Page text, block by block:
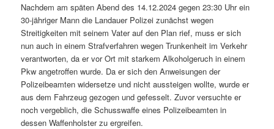
Nachdem am späten Abend des 14.12.2024 gegen 23:30 Uhr ein
30-jähriger Mann die Landauer Polizei zunächst wegen
Streitigkeiten mit seinem Vater auf den Plan rief, muss er sich
nun auch in einem Strafverfahren wegen Trunkenheit im Verkehr
verantworten, da er vor Ort mit starkem Alkoholgeruch in einem
Pkw angetroffen wurde. Da er sich den Anweisungen der
Polizeibeamten widersetze und nicht aussteigen wollte, wurde er
aus dem Fahrzeug gezogen und gefesselt. Zuvor versuchte er
noch vergeblich, die Schusswaffe eines Polizeibeamten in
dessen Waffenholster zu ergreifen.